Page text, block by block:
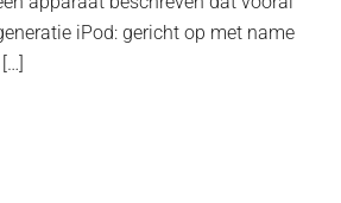
iPod: gericht op met name